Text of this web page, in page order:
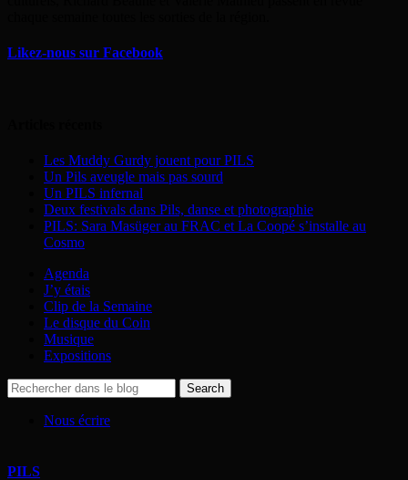
Likez-nous sur Facebook
Les Muddy Gurdy jouent pour PILS
Un Pils aveugle mais pas sourd
Un PILS infernal
Deux festivals dans Pils, danse et photographie
PILS: Sara Masüger au FRAC et La Coopé s’installe au
Cosmo
Agenda
J’y étais
Clip de la Semaine
Le disque du Coin
Musique
Expositions
Nous écrire
PILS